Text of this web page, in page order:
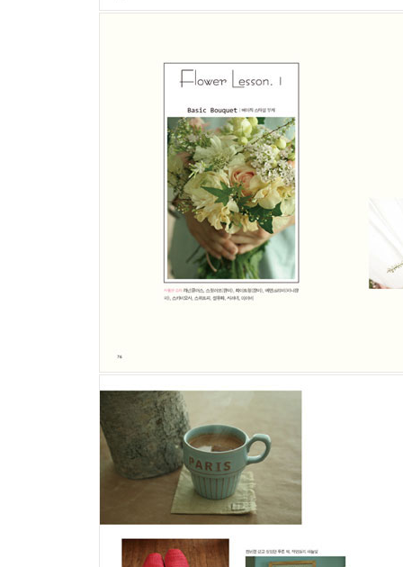
***** Flower Lesson (4) ***** 리스 만들기
제5장 [사계절의 꽃] Les Quatre Saisons
02 아, 어쩌란 말이니
03 작아지는 꽃
04 시간의 꽃
05 일상 속 꽃의 이야기
06 나의 화기
***** Beaute et Bonte ***** 플라워 프린트 소품들
Epilogue